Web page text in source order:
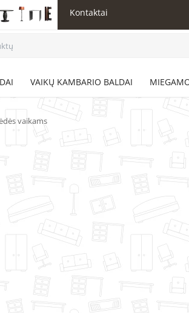
Kontaktai
VAIKŲ KAMBARIO BALDAI
vaikams